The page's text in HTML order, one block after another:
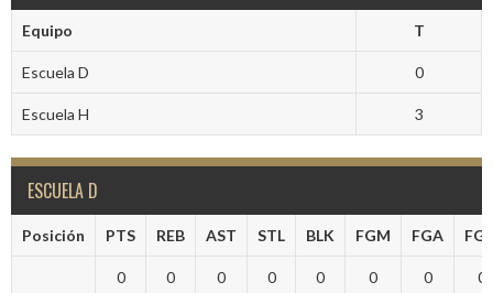
Equipo T
Escuela D 0
Escuela H 3
ESCUELA D
Posición PTS REB AST STL BLK FGM FGA
0 0 0 0 0 0 0 0